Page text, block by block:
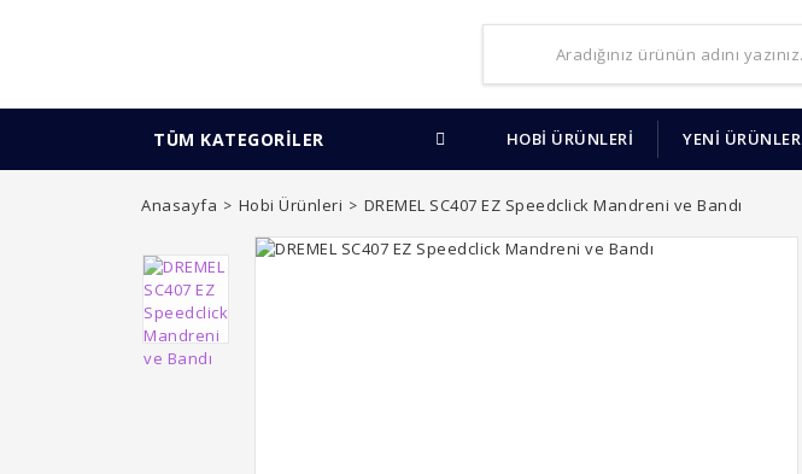
TÜM KATEGORİLER HOBİ ÜRÜNLERİ YENİ ÜRÜNLER
Anasayfa Hobi Ürünleri DREMEL SC407 EZ Speedclick Mandreni ve Bandı